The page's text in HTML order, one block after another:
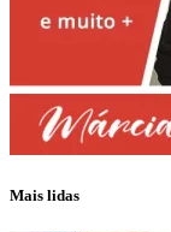
Mais lidas